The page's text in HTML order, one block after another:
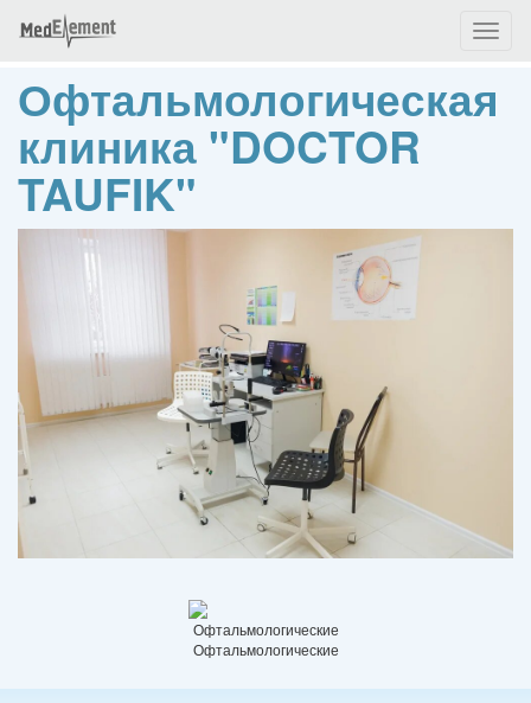
Офтальмологическая
клиника "DOCTOR
TAUFIK"
Офтальмологические